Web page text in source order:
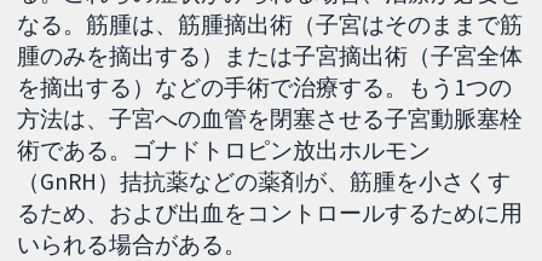
なる。筋腫は、筋腫摘出術（子宮はそのままで筋
腫のみを摘出する）または子宮摘出術（子宮全体
を摘出する）などの手術で治療する。もう1つの
方法は、子宮への血管を閉塞させる子宮動脈塞栓
術である。ゴナドトロピン放出ホルモン
（GnRH）拮抗薬などの薬剤が、筋腫を小さくす
るため、および出血をコントロールするために用
いられる場合がある。